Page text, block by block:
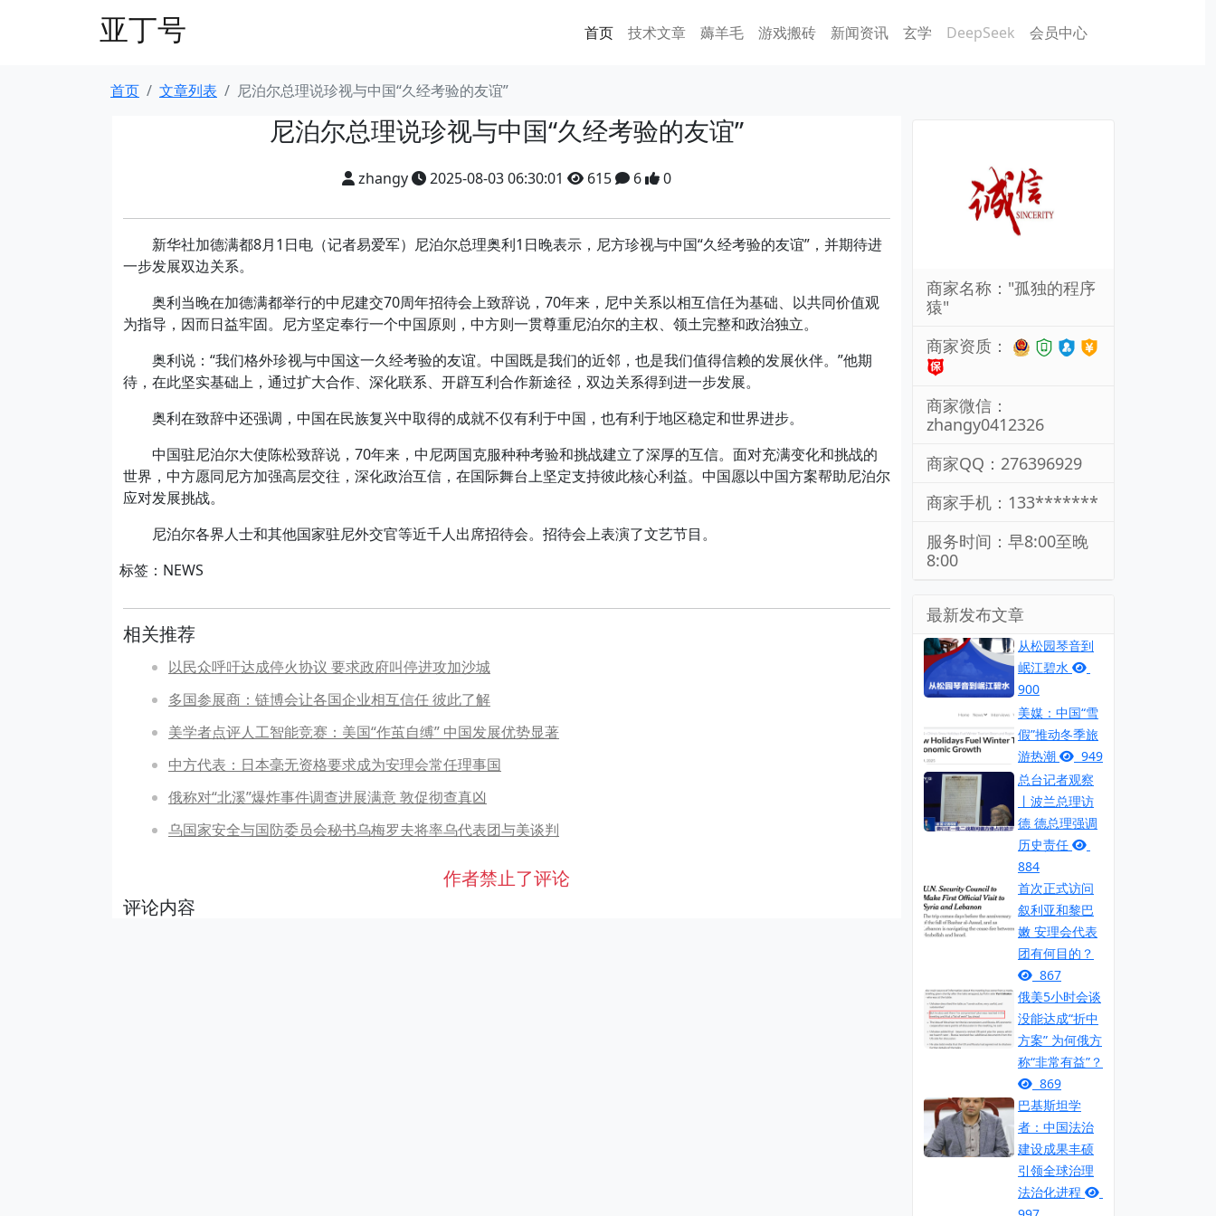
亚丁号 首页 技术文章 薅羊毛 游戏搬砖 新闻资讯 玄学 DeepSeek 会员中心
首页 文章列表 尼泊尔总理说珍视与中国“久经考验的友谊”
尼泊尔总理说珍视与中国“久经考验的友谊”
zhangy 2025-08-03 06:30:01 615 6 0
新华社加德满都8月1日电（记者易爱军）尼泊尔总理奥利1日晚表示，尼方珍视与中国“久经考验的友谊”，并期待进
一步发展双边关系。
奥利当晚在加德满都举行的中尼建交70周年招待会上致辞说，70年来，尼中关系以相互信任为基础、以共同价值观
为指导，因而日益牢固。尼方坚定奉行一个中国原则，中方则一贯尊重尼泊尔的主权、领土完整和政治独立。
奥利说：“我们格外珍视与中国这一久经考验的友谊。中国既是我们的近邻，也是我们值得信赖的发展伙伴。”他期
待，在此坚实基础上，通过扩大合作、深化联系、开辟互利合作新途径，双边关系得到进一步发展。
奥利在致辞中还强调，中国在民族复兴中取得的成就不仅有利于中国，也有利于地区稳定和世界进步。
中国驻尼泊尔大使陈松致辞说，70年来，中尼两国克服种种考验和挑战建立了深厚的互信。面对充满变化和挑战的
世界，中方愿同尼方加强高层交往，深化政治互信，在国际舞台上坚定支持彼此核心利益。中国愿以中国方案帮助尼泊尔
应对发展挑战。
尼泊尔各界人士和其他国家驻尼外交官等近千人出席招待会。招待会上表演了文艺节目。
标签：NEWS
相关推荐
以民众呼吁达成停火协议 要求政府叫停进攻加沙城
多国参展商：链博会让各国企业相互信任 彼此了解
美学者点评人工智能竞赛：美国“作茧自缚” 中国发展优势显著
中方代表：日本毫无资格要求成为安理会常任理事国
俄称对“北溪”爆炸事件调查进展满意 敦促彻查真凶
乌国家安全与国防委员会秘书乌梅罗夫将率乌代表团与美谈判
作者禁止了评论
评论内容
商家名称："孤独的程序
猿"
商家资质：
商家微信：
zhangy0412326
商家QQ：276396929
商家手机：133*******
服务时间：早8:00至晚
8:00
最新发布文章
从松园琴音到
岷江碧水
900
美媒：中国“雪
假”推动冬季旅
游热潮
949
总台记者观察
丨波兰总理访
德 德总理强调
历史责任
884
首次正式访问
叙利亚和黎巴
嫩 安理会代表
团有何目的？
867
俄美5小时会谈
没能达成“折中
方案” 为何俄方
称“非常有益”？
869
巴基斯坦学
者：中国法治
建设成果丰硕
引领全球治理
法治化进程